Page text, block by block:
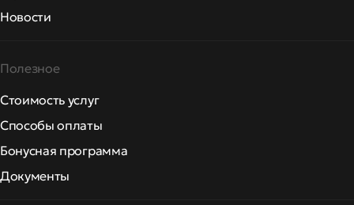
Новости
Полезное
Стоимость услуг
Способы оплаты
Бонусная программа
Документы